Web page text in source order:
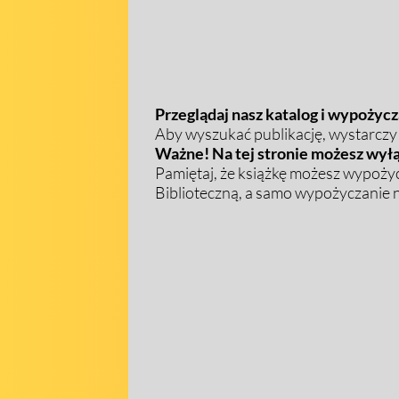
Przeglądaj nasz katalog i
Aby wyszukać publikację,
Ważne! Na tej stronie możesz
Pamiętaj, że książkę możesz
Biblioteczną, a samo wypożyczanie